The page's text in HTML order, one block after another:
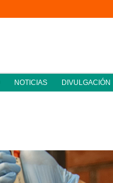
NOTICIAS DIVULGACIÓN